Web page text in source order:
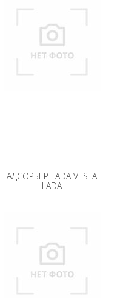
АДСОРБЕР LADA VESTA
LADA